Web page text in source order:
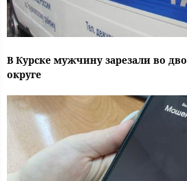
В Курске мужчину зарезали во
округе